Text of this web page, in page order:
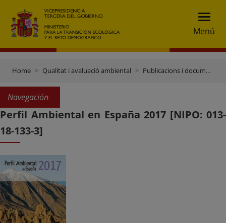
Menú
Home Qualitat i avaluació ambiental Publicacions i documentació
Navegación
Perfil Ambiental en España 2017 [NIPO: 013-
18-133-3]